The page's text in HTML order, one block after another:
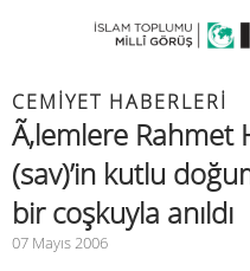
CEMIYET HABERLERI
Ã‚lemlere
(sav)’in kutlu
bir coşkuyla anıldı
07 Mayıs 2006